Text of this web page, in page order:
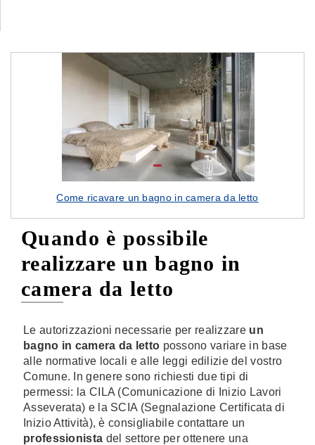
Come ricavare un bagno in camera da letto
Quando è possibile
realizzare un bagno in
camera da letto
Le autorizzazioni necessarie per realizzare un
bagno in camera da letto possono variare in base
alle normative locali e alle leggi edilizie del vostro
Comune. In genere sono richiesti due tipi di
permessi: la CILA (Comunicazione di Inizio Lavori
Asseverata) e la SCIA (Segnalazione Certificata di
Inizio Attività), è consigliabile contattare un
professionista del settore per ottenere una